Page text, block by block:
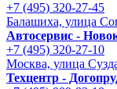
+7 (495) 320-27-45
Балашиха, улица
Автосервис -
+7 (495) 320-27-10
Москва, улица
Техцентр -